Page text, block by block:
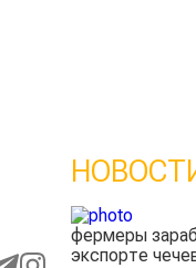
фермеры
экспорте